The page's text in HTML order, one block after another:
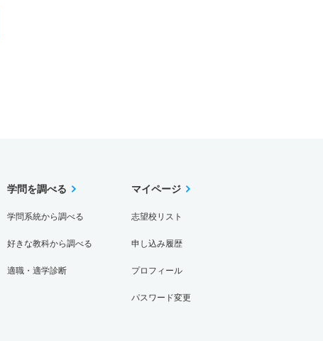
学問を調べる
学問系統から調べる
好きな教科から調べる
適職・適学診断
マイページ
志望校リスト
申し込み履歴
プロフィール
パスワード変更